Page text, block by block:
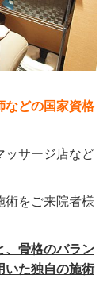
などの国家資格
ッサージ店など
術をご来院者様
、骨格のバラン
いた独自の施術